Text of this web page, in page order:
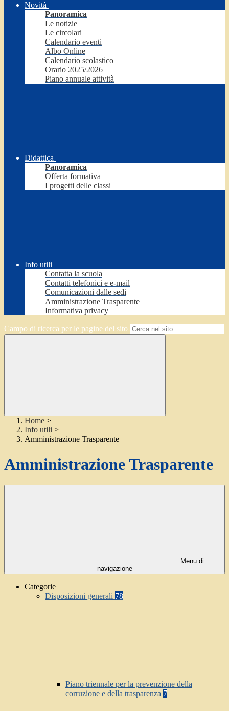
Novità
Panoramica
Le notizie
Le circolari
Calendario eventi
Albo Online
Calendario scolastico
Orario 2025/2026
Piano annuale attività
Didattica
Panoramica
Offerta formativa
I progetti delle classi
Info utili
Contatta la scuola
Contatti telefonici e e-mail
Comunicazioni dalle sedi
Amministrazione Trasparente
Informativa privacy
Campo di ricerca per le pagine del sito
Home >
Info utili >
Amministrazione Trasparente
Amministrazione Trasparente
Menu di
navigazione
Categorie
Disposizioni generali 78
Piano triennale per la prevenzione della
corruzione e della trasparenza 7